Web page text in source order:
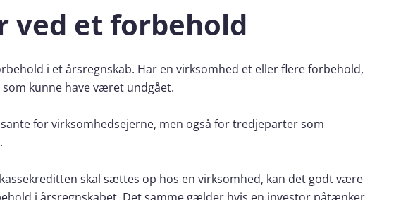
ved et forbehold
i et årsregnskab. Har en virksomhed et eller flere forbehold,
kunne have været undgået.
for virksomhedsejerne, men også for tredjeparter som
skal sættes op hos en virksomhed, kan det godt være